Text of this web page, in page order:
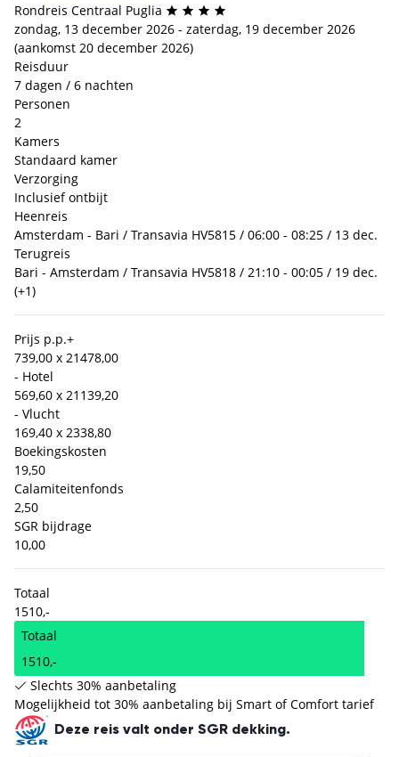
Rondreis Centraal Puglia
zondag, 13 december 2026 - zaterdag, 19 december 2026
(aankomst 20 december 2026)
Reisduur
7 dagen / 6 nachten
Personen
2
Kamers
Standaard kamer
Verzorging
Inclusief ontbijt
Heenreis
Amsterdam - Bari / Transavia HV5815 / 06:00 - 08:25 / 13 dec.
Terugreis
Bari - Amsterdam / Transavia HV5818 / 21:10 - 00:05 / 19 dec.
(+1)
Prijs p.p.+
739,00 x 21478,00
- Hotel
569,60 x 21139,20
- Vlucht
169,40 x 2338,80
Boekingskosten
19,50
Calamiteitenfonds
2,50
SGR bijdrage
10,00
Totaal
1510,-
Totaal
1510,-
Slechts 30% aanbetaling
Mogelijkheid tot 30% aanbetaling bij Smart of Comfort tarief
Deze reis valt onder SGR dekking.